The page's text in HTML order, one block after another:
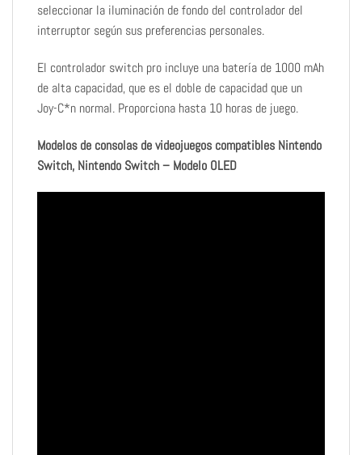
seleccionar la iluminación de fondo del controlador del
interruptor según sus preferencias personales.
El controlador switch pro incluye una batería de 1000 mAh
de alta capacidad, que es el doble de capacidad que un
Joy-C*n normal. Proporciona hasta 10 horas de juego.
Modelos de consolas de videojuegos compatibles Nintendo
Switch, Nintendo Switch – Modelo OLED